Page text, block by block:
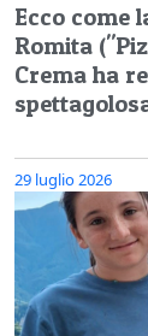
Ecco come
Romita
Crema ha
29 luglio 2026